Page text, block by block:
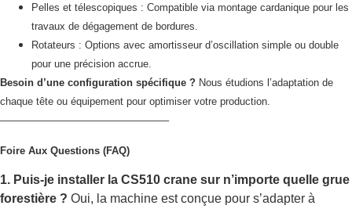
Pelles et télescopiques : Compatible via montage cardanique pour les
travaux de dégagement de bordures.
Rotateurs : Options avec amortisseur d’oscillation simple ou double
pour une précision accrue.
Besoin d’une configuration spécifique ? Nous étudions l’adaptation de
chaque tête ou équipement pour optimiser votre production.
————————————————–
Foire Aux Questions (FAQ)
1. Puis-je installer la CS510 crane sur n’importe quelle grue
forestière ? Oui, la machine est conçue pour s’adapter à